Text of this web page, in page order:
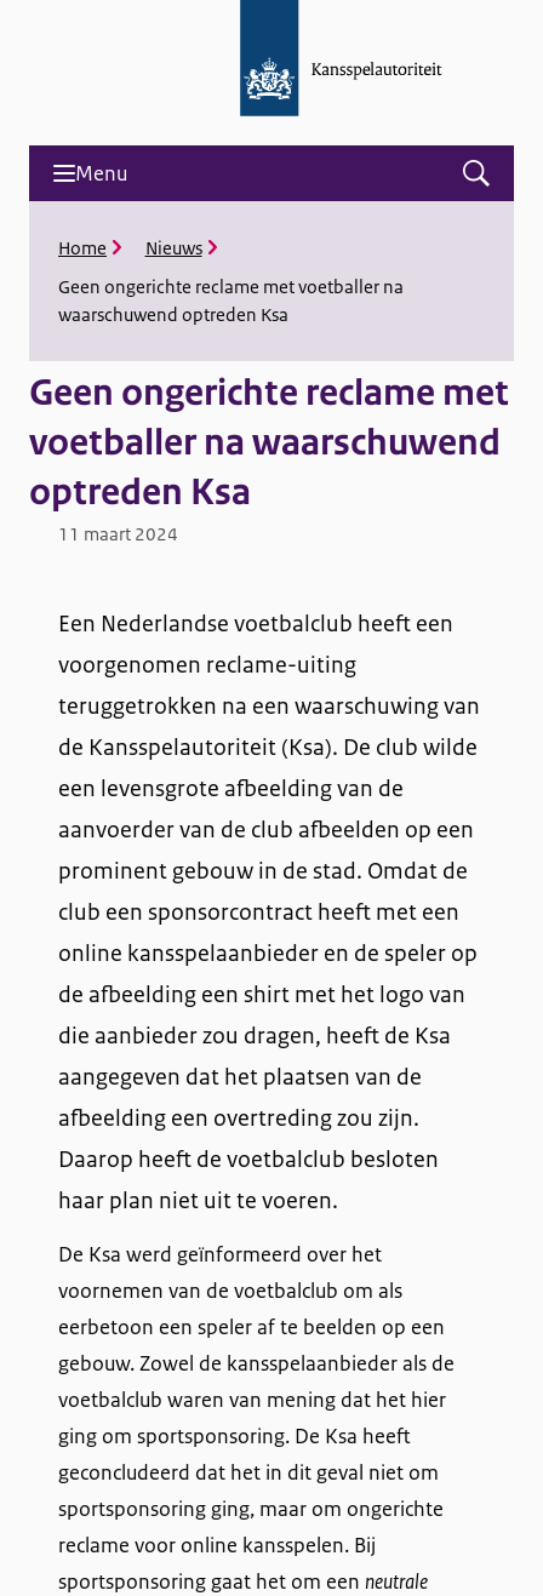
Menu
Open
and
K
u
i
e
l
a
d
Home
Nieuws
Geen ongerichte reclame met voetballer na
waarschuwend optreden Ksa
Geen ongerichte reclame met
voetballer na waarschuwend
optreden Ksa
11 maart 2024
Een Nederlandse voetbalclub heeft een
voorgenomen reclame-uiting
teruggetrokken na een waarschuwing van
de Kansspelautoriteit (Ksa). De club wilde
een levensgrote afbeelding van de
aanvoerder van de club afbeelden op een
prominent gebouw in de stad. Omdat de
club een sponsorcontract heeft met een
online kansspelaanbieder en de speler op
de afbeelding een shirt met het logo van
die aanbieder zou dragen, heeft de Ksa
aangegeven dat het plaatsen van de
afbeelding een overtreding zou zijn.
Daarop heeft de voetbalclub besloten
haar plan niet uit te voeren.
De Ksa werd geïnformeerd over het
voornemen van de voetbalclub om als
eerbetoon een speler af te beelden op een
gebouw. Zowel de kansspelaanbieder als de
voetbalclub waren van mening dat het hier
ging om sportsponsoring. De Ksa heeft
geconcludeerd dat het in dit geval niet om
sportsponsoring ging, maar om ongerichte
reclame voor online kansspelen. Bij
sportsponsoring gaat het om een neutrale